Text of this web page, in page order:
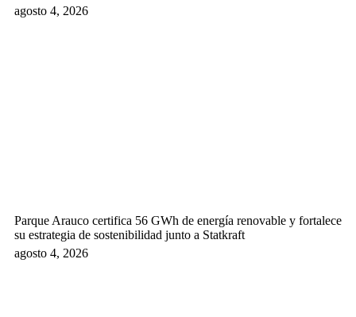
agosto 4, 2026
Parque Arauco certifica 56 GWh de energía renovable y fortalece
su estrategia de sostenibilidad junto a Statkraft
agosto 4, 2026